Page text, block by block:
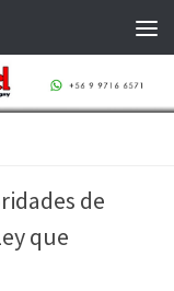
de
que